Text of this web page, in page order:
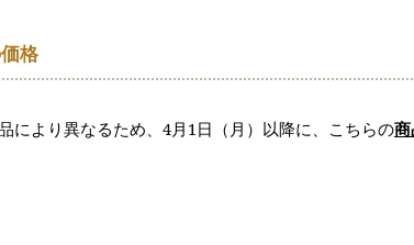
格
により異なるため、4月1日（月）以降に、こちらの